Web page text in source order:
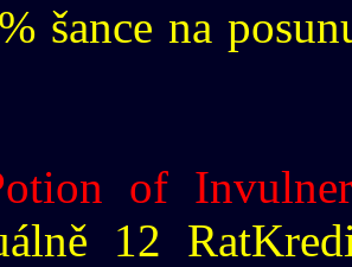
šance na
of
12